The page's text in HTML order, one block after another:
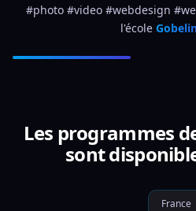
#photo #video #webdesign
l'école
Les programmes
sont
France